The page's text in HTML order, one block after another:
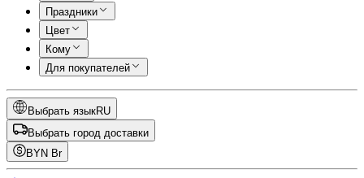
Праздники
Цвет
Кому
Для покупателей
Выбрать языкRU
Выбрать город доставки
BYN Br